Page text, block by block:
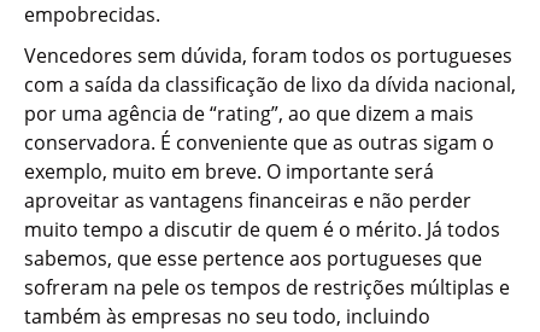
empobrecidas.
Vencedores sem dúvida, foram todos os portugueses
com a saída da classificação de lixo da dívida nacional,
por uma agência de “rating”, ao que dizem a mais
conservadora. É conveniente que as outras sigam o
exemplo, muito em breve. O importante será
aproveitar as vantagens financeiras e não perder
muito tempo a discutir de quem é o mérito. Já todos
sabemos, que esse pertence aos portugueses que
sofreram na pele os tempos de restrições múltiplas e
também às empresas no seu todo, incluindo